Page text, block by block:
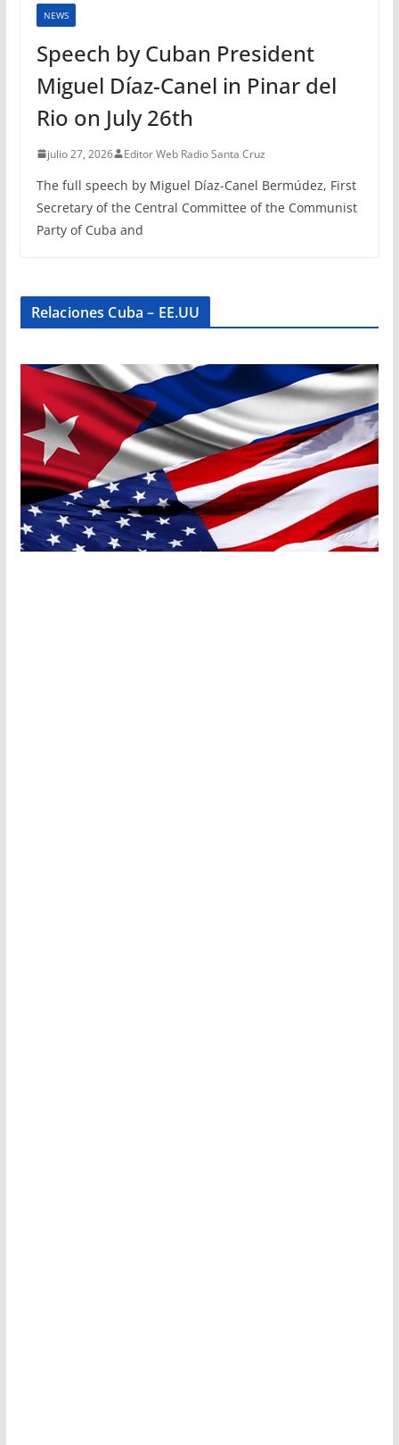
NEWS
Speech by Cuban President
Miguel Díaz-Canel in Pinar del
Rio on July 26th
julio 27, 2026 Editor Web Radio Santa Cruz
The full speech by Miguel Díaz-Canel Bermúdez, First
Secretary of the Central Committee of the Communist
Party of Cuba and
Relaciones Cuba – EE.UU